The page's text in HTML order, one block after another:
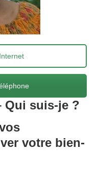
Qui suis-je ?
votre bien-